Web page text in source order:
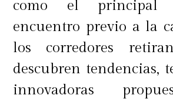
como el principal
encuentro previo a la
los corredores
descubren tendencias,
innovadoras